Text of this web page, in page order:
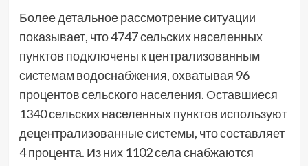
Более детальное рассмотрение ситуации
показывает, что 4747 сельских населенных
пунктов подключены к централизованным
системам водоснабжения, охватывая 96
процентов сельского населения. Оставшиеся
1340 сельских населенных пунктов используют
децентрализованные системы, что составляет
4 процента. Из них 1102 села снабжаются